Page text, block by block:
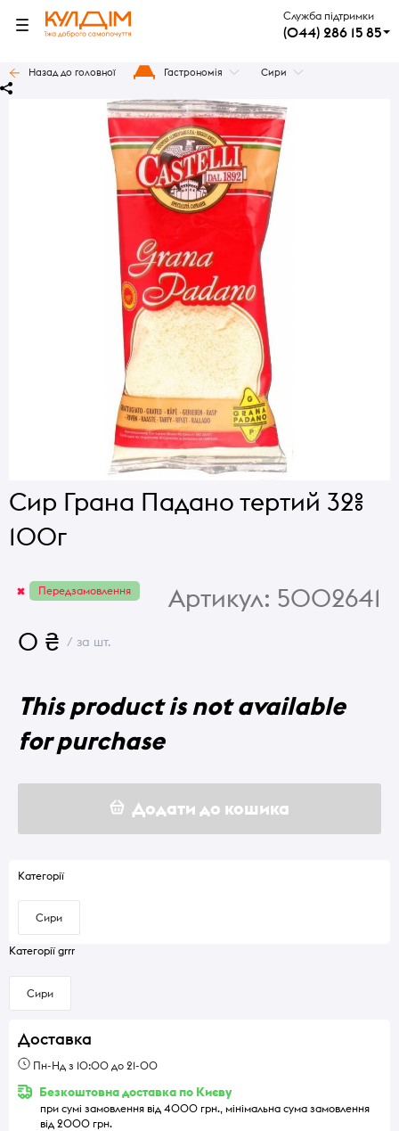
Служба підтримки
(044) 286 15 85
Назад до головної Гастрономія Сири
Сир Грана Падано тертий 32%
100г
Передзамовлення Артикул: 5002641
0 ₴ / за шт.
This product is not available
for purchase
Додати до кошика
Категорії
Сири
Категорії grrr
Сири
Доставка
Пн-Нд з 10:00 до 21-00
Безкоштовна доставка по Києву
при сумі замовлення від 4000 грн., мінімальна сума замовлення
від 2000 грн.